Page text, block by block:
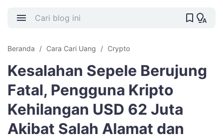
Beranda Cara Cari Uang Crypto
Kesalahan Sepele Berujung
Fatal, Pengguna Kripto
Kehilangan USD 62 Juta
Akibat Salah Alamat dan